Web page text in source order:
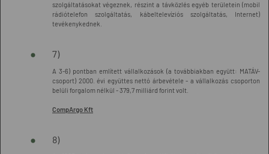
szolgáltatásokat végeznek, részint a távközlés egyéb területein (mobil
rádiótelefon szolgáltatás, kábeltelevíziós szolgáltatás, Internet)
tevékenykednek.
7)
A 3-6) pontban említett vállalkozások (a továbbiakban együtt: MATÁV-
csoport) 2000. évi együttes nettó árbevétele - a vállalkozás csoporton
belüli forgalom nélkül - 379,7 milliárd forint volt.
CompArgo Kft
8)